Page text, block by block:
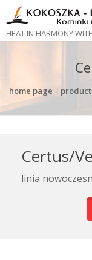
HEAT IN HARMONY
home page
Certus/
linia